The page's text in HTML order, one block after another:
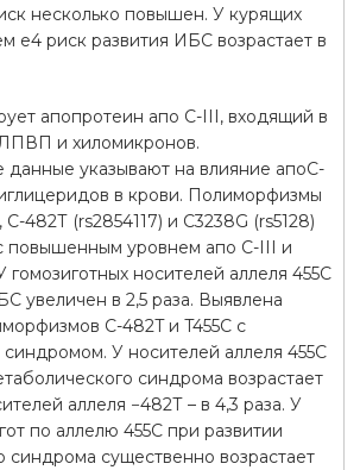
несколько повышен. У курящих
е4 риск развития ИБС возрастает в
апопротеин апo C-III, входящий в
и хиломикронов.
данные указывают на влияние апоС-
в крови. Полиморфизмы
С-482Т (rs2854117) и С3238G (rs5128)
повышенным уровнем апо C-III и
гомозиготных носителей аллеля 455С
увеличен в 2,5 раза. Выявлена
C-482T и T455C с
У носителей аллеля 455С
синдрома возрастает
аллеля −482Т – в 4,3 раза. У
по аллелю 455С при развитии
синдрома существенно возрастает